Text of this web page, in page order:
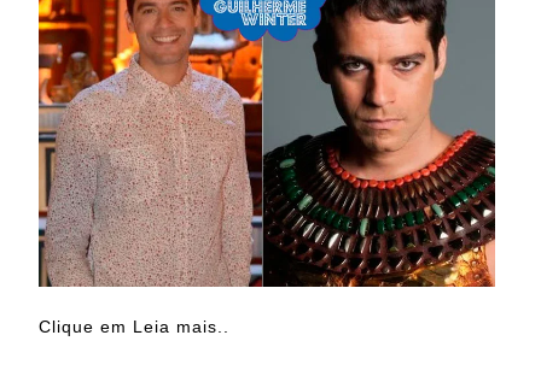
Clique em Leia mais..